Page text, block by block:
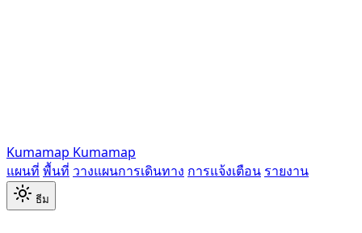
Kumamap Kumamap
แผนที่ พื้นที่ วางแผนการเดินทาง การแจ้งเตือน รายงาน
ธีม